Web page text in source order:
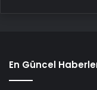
En Güncel